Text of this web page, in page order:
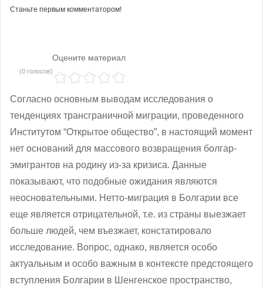
Станьте первым комментатором!
Оцените материал
(0 голосов)
Согласно основным выводам исследования о
тенденциях трансграничной миграции, проведенного
Институтом “Открытое общество”, в настоящий момент
нет оснований для массового возвращения болгар-
эмигрантов на родину из-за кризиса. Данные
показывают, что подобные ожидания являются
неосновательными. Нетто-миграция в Болгарии все
еще является отрицательной, т.е. из страны выезжает
больше людей, чем въезжает, констатировало
исследование. Вопрос, однако, является особо
актуальным и особо важным в контексте предстоящего
вступления Болгарии в Шенгенское пространство,